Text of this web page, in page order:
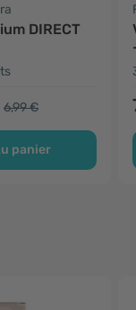
DIRECT
6,99 €
panier